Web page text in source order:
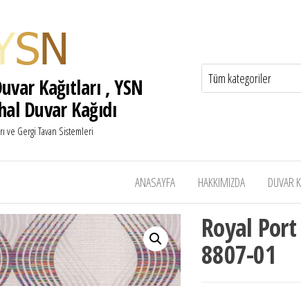
Kağıtları , YSN
Duvar Kağıdı
ve Gergi Tavan Sistemleri
ANASAYFA HAKKIMIZDA DUVAR
Royal
8807-01